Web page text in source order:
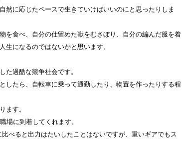
に応じたペースで生きていけばいいのにと思ったりしま
食べ、自分の仕留めた獣をむさぼり、自分の編んだ服を着
生になるのではないかと思います。
過酷な競争社会です。
たら、自転車に乗って通勤したり、物置を作ったりする程
ます。
場に到着してくれます。
べると出力はたいしたことはないですが、重いギアでもス